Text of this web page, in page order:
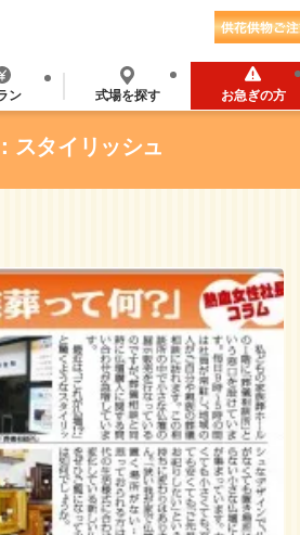
ン 式場を探す お急ぎの方
スタイリッシュ